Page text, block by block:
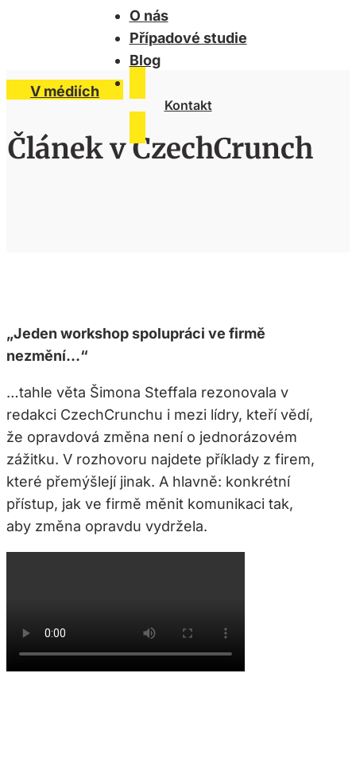
O nás
Případové studie
Blog
Kontakt
V médiích
Článek v CzechCrunch
„Jeden workshop spolupráci ve firmě
nezmění…“
…tahle věta Šimona Steffala rezonovala v
redakci CzechCrunchu i mezi lídry, kteří vědí,
že opravdová změna není o jednorázovém
zážitku. V rozhovoru najdete příklady z firem,
které přemýšlejí jinak. A hlavně: konkrétní
přístup, jak ve firmě měnit komunikaci tak,
aby změna opravdu vydržela.